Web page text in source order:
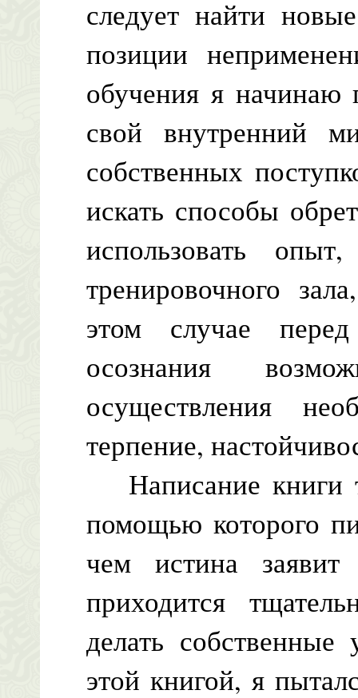
следует найти
позиции
обучения я начинаю
свой внутренний
собственных
искать способы
использовать
тренировочного
этом случае
осознания
осуществления
терпение,
Написание книги
помощью которого
чем истина
приходится
делать собственные
этой книгой, я